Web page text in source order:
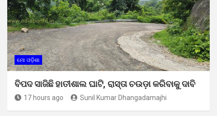
ମୋ ଓଡ଼ିଶା
ବିପଦ ସାଜିଛି ହାତୀଶାଲ ଘାଟି, ରାସ୍ତା ଚଉଡ଼ା କରିବାକୁ ଦାବି
17 hours ago Sunil Kumar Dhangadamajhi